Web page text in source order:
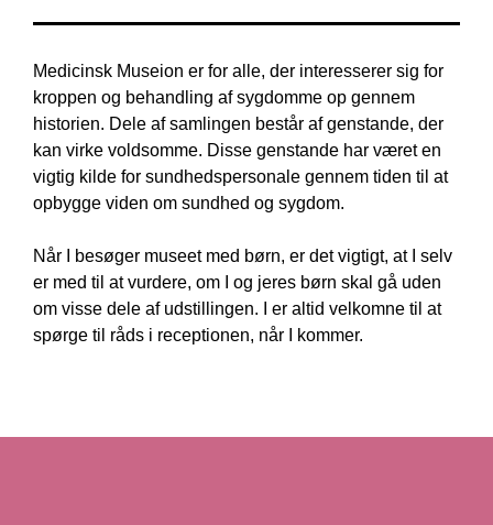
Medicinsk Museion er for alle, der interesserer sig for
kroppen og behandling af sygdomme op gennem
historien. Dele af samlingen består af genstande, der
kan virke voldsomme. Disse genstande har været en
vigtig kilde for sundhedspersonale gennem tiden til at
opbygge viden om sundhed og sygdom.
Når I besøger museet med børn, er det vigtigt, at I selv
er med til at vurdere, om I og jeres børn skal gå uden
om visse dele af udstillingen. I er altid velkomne til at
spørge til råds i receptionen, når I kommer.